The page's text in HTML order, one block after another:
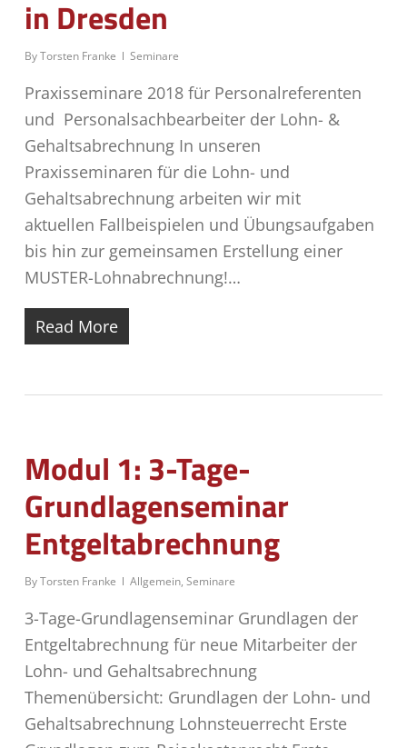
in Dresden
ByTorsten Franke Seminare
Praxisseminare 2018 für Personalreferenten
und Personalsachbearbeiter der Lohn- &
Gehaltsabrechnung In unseren
Praxisseminaren für die Lohn- und
Gehaltsabrechnung arbeiten wir mit
aktuellen Fallbeispielen und Übungsaufgaben
bis hin zur gemeinsamen Erstellung einer
MUSTER-Lohnabrechnung!…
Read More
Modul 1: 3-Tage-
Grundlagenseminar
Entgeltabrechnung
ByTorsten Franke Allgemein, Seminare
3-Tage-Grundlagenseminar Grundlagen der
Entgeltabrechnung für neue Mitarbeiter der
Lohn- und Gehaltsabrechnung
Themenübersicht: Grundlagen der Lohn- und
Gehaltsabrechnung Lohnsteuerrecht Erste